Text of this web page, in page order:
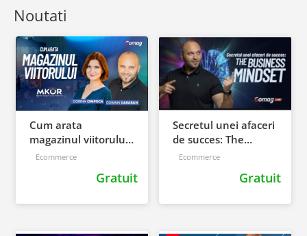
Noutati
Cum arata
magazinul viitorului -
Corina Cimpoca de la
Ecommerce
Gratuit
Secretul unei afaceri
de succes: The
Business Mindset
Ecommerce
Gratuit